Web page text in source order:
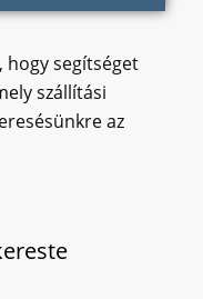
hogy segítséget
szállítási
az